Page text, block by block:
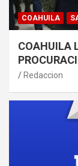
COAHUILA
COAHUILA
Redaccion